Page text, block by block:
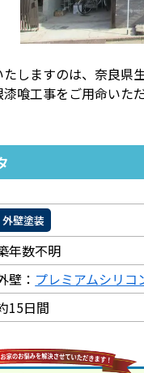
ション
しますのは、奈良県
喰工事をご用命いた
外壁塗装
年数不明
壁： プレミアムシリコ
15日間